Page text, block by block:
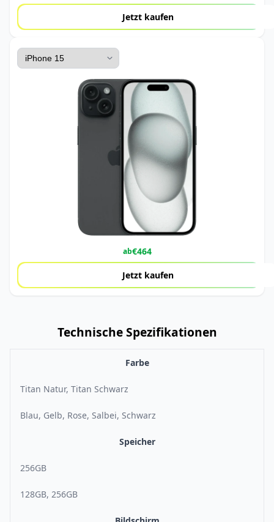
Jetzt kaufen
ab€464
Jetzt kaufen
Technische Spezifikationen
Farbe
Titan Natur, Titan Schwarz
Blau, Gelb, Rose, Salbei, Schwarz
Speicher
256GB
128GB, 256GB